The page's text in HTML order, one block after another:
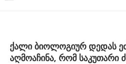
ქალი ბიოლოგიურ დედას
აღმოაჩინა, რომ